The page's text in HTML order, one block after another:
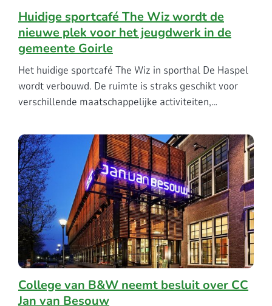
Huidige sportcafé The Wiz wordt de
nieuwe plek voor het jeugdwerk in de
gemeente Goirle
Het huidige sportcafé The Wiz in sporthal De Haspel
wordt verbouwd. De ruimte is straks geschikt voor
verschillende maatschappelijke activiteiten,…
College van B&W neemt besluit over CC
Jan van Besouw